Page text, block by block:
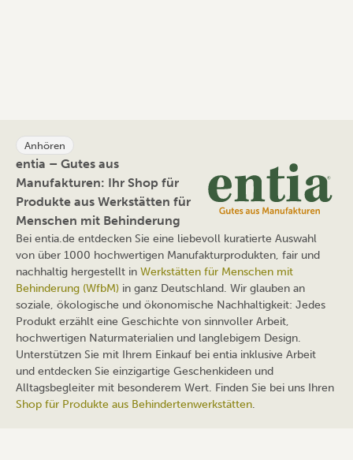
Anhören
entia – Gutes aus
Manufakturen: Ihr Shop für
Produkte aus Werkstätten für
Menschen mit Behinderung
Bei entia.de entdecken Sie eine liebevoll kuratierte Auswahl
von über 1000 hochwertigen Manufakturprodukten, fair und
nachhaltig hergestellt in Werkstätten für Menschen mit
Behinderung (WfbM) in ganz Deutschland. Wir glauben an
soziale, ökologische und ökonomische Nachhaltigkeit: Jedes
Produkt erzählt eine Geschichte von sinnvoller Arbeit,
hochwertigen Naturmaterialien und langlebigem Design.
Unterstützen Sie mit Ihrem Einkauf bei entia inklusive Arbeit
und entdecken Sie einzigartige Geschenkideen und
Alltagsbegleiter mit besonderem Wert. Finden Sie bei uns Ihren
Shop für Produkte aus Behindertenwerkstätten.